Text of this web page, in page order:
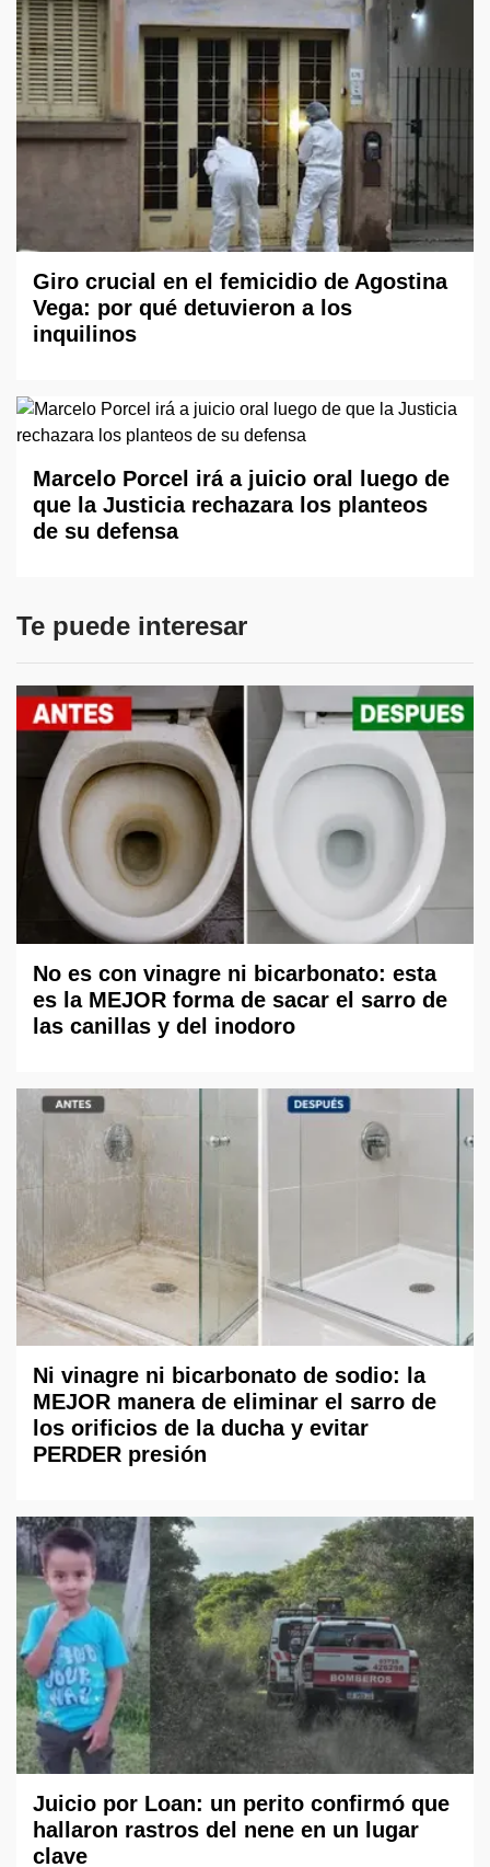
Giro crucial en el femicidio de Agostina
Vega: por qué detuvieron a los
inquilinos
Marcelo Porcel irá a juicio oral luego de
que la Justicia rechazara los planteos
de su defensa
Te puede interesar
No es con vinagre ni bicarbonato: esta
es la MEJOR forma de sacar el sarro de
las canillas y del inodoro
Ni vinagre ni bicarbonato de sodio: la
MEJOR manera de eliminar el sarro de
los orificios de la ducha y evitar
PERDER presión
Juicio por Loan: un perito confirmó que
hallaron rastros del nene en un lugar
clave